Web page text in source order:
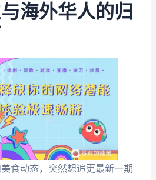
海外华人的归
食动态，突然想追更最新一期